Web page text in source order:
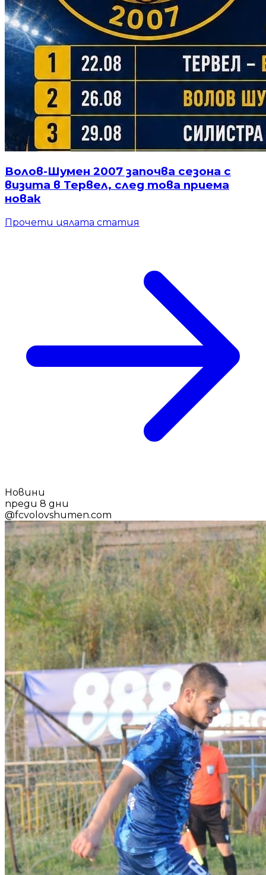
Волов-Шумен 2007 започва сезона с
визита в Тервел, след това приема
новак
Прочети цялата статия
Новини
преди 8 дни
@fcvolovshumen.com